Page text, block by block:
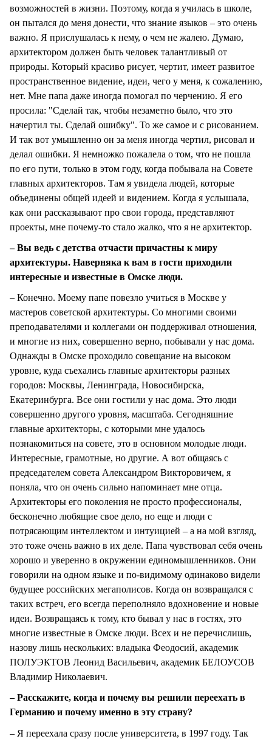
возможностей в жизни. Поэтому, когда я училась в школе,
он пытался до меня донести, что знание языков – это очень
важно. Я прислушалась к нему, о чем не жалею. Думаю,
архитектором должен быть человек талантливый от
природы. Который красиво рисует, чертит, имеет развитое
пространственное видение, идеи, чего у меня, к сожалению,
нет. Мне папа даже иногда помогал по черчению. Я его
просила: "Сделай так, чтобы незаметно было, что это
начертил ты. Сделай ошибку". То же самое и с рисованием.
И так вот умышленно он за меня иногда чертил, рисовал и
делал ошибки. Я немножко пожалела о том, что не пошла
по его пути, только в этом году, когда побывала на Совете
главных архитекторов. Там я увидела людей, которые
объединены общей идеей и видением. Когда я услышала,
как они рассказывают про свои города, представляют
проекты, мне почему-то стало жалко, что я не архитектор.
– Вы ведь с детства отчасти причастны к миру
архитектуры. Наверняка к вам в гости приходили
интересные и известные в Омске люди.
– Конечно. Моему папе повезло учиться в Москве у
мастеров советской архитектуры. Со многими своими
преподавателями и коллегами он поддерживал отношения,
и многие из них, совершенно верно, побывали у нас дома.
Однажды в Омске проходило совещание на высоком
уровне, куда съехались главные архитекторы разных
городов: Москвы, Ленинграда, Новосибирска,
Екатеринбурга. Все они гостили у нас дома. Это люди
совершенно другого уровня, масштаба. Сегодняшние
главные архитекторы, с которыми мне удалось
познакомиться на совете, это в основном молодые люди.
Интересные, грамотные, но другие. А вот общаясь с
председателем совета Александром Викторовичем, я
поняла, что он очень сильно напоминает мне отца.
Архитекторы его поколения не просто профессионалы,
бесконечно любящие свое дело, но еще и люди с
потрясающим интеллектом и интуицией – а на мой взгляд,
это тоже очень важно в их деле. Папа чувствовал себя очень
хорошо и уверенно в окружении единомышленников. Они
говорили на одном языке и по-видимому одинаково видели
будущее российских мегаполисов. Когда он возвращался с
таких встреч, его всегда переполняло вдохновение и новые
идеи. Возвращаясь к тому, кто бывал у нас в гостях, это
многие известные в Омске люди. Всех и не перечислишь,
назову лишь нескольких: владыка Феодосий, академик
ПОЛУЭКТОВ Леонид Васильевич, академик БЕЛОУСОВ
Владимир Николаевич.
– Расскажите, когда и почему вы решили переехать в
Германию и почему именно в эту страну?
– Я переехала сразу после университета, в 1997 году. Так